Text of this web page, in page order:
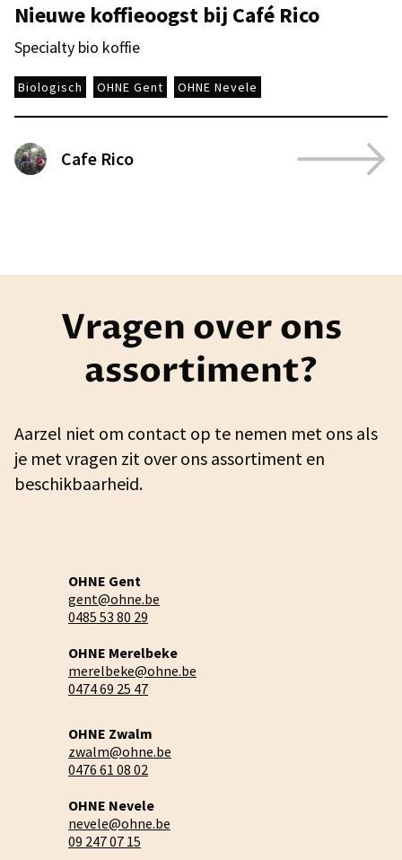
Nieuwe koffieoogst bij Café Rico
Specialty bio koffie
Biologisch OHNE Gent OHNE Nevele
Cafe Rico
Vragen over ons
assortiment?
Aarzel niet om contact op te nemen met ons als
je met vragen zit over ons assortiment en
beschikbaarheid.
OHNE Gent
gent@ohne.be
0485 53 80 29
OHNE Merelbeke
merelbeke@ohne.be
0474 69 25 47
OHNE Zwalm
zwalm@ohne.be
0476 61 08 02
OHNE Nevele
nevele@ohne.be
09 247 07 15